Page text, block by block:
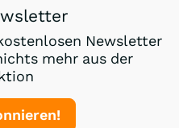
Newsletter
mehr aus der